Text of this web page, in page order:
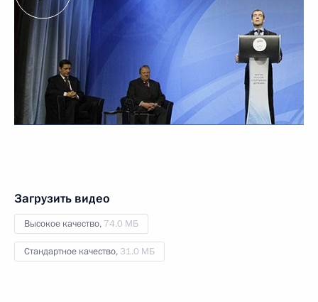
Загрузить видео
Высокое качество, 74.0 МБ
Стандартное качество, 31.0 МБ